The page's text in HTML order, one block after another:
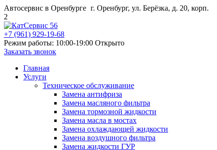
Автосервис в Оренбурге г. Оренбург, ул. Берёзка, д. 20, корп.
2
+7 (961) 929-19-68
Режим работы: 10:00-19:00 Открыто
Заказать звонок
Главная
Услуги
Техническое обслуживание
Замена антифриза
Замена масляного фильтра
Замена тормозной жидкости
Замена масла в мостах
Замена охлаждающей жидкости
Замена воздушного фильтра
Замена жидкости ГУР